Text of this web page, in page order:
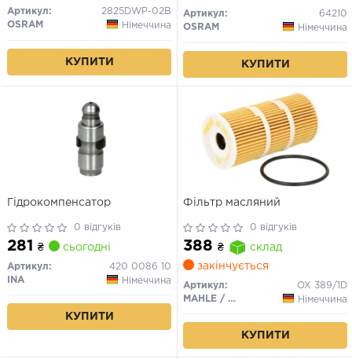
Артикул:
2825DWP-02B
OSRAM
Німеччина
КУПИТИ
Артикул:
64210
OSRAM
Німеччина
КУПИТИ
Гідрокомпенсатор
0 відгуків
281 ₴ сьогодні
Артикул:
420 0086 10
INA
Німеччина
КУПИТИ
Фільтр масляний
0 відгуків
388 ₴
склад
закінчується
Артикул:
OX 389/1D
MAHLE / KNECHT
Німеччина
КУПИТИ